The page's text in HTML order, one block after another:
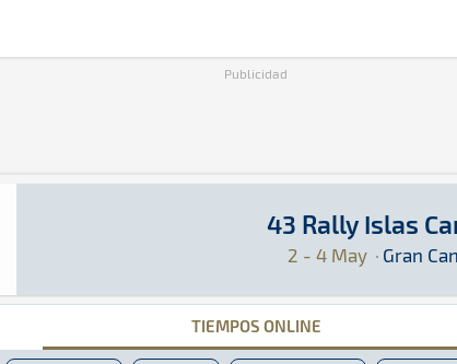
Publicidad
43 Rally Islas Canarias ERC 2019
43 Rally Islas
2 - 4 May · Gran
ERC · 43 Rally Islas Canarias ERC
Gran Canaria, Islas Canarias Gran
TIEMPOS ONLINE